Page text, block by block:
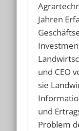
Jahren
und CEO
sie
und
Problem